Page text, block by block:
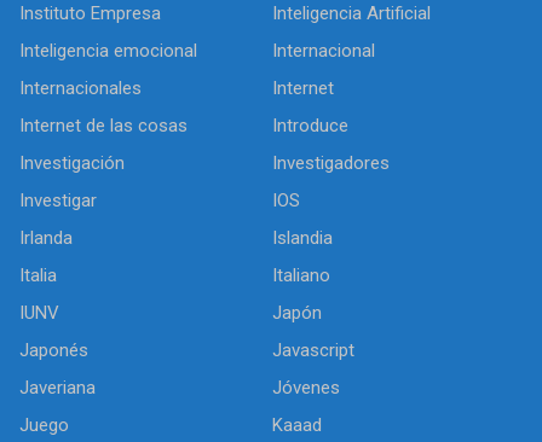
Instituto Empresa
Inteligencia Artificial
Inteligencia emocional
Internacional
Internacionales
Internet
Internet de las cosas
Introduce
Investigación
Investigadores
Investigar
IOS
Irlanda
Islandia
Italia
Italiano
IUNV
Japón
Japonés
Javascript
Javeriana
Jóvenes
Juego
Kaaad